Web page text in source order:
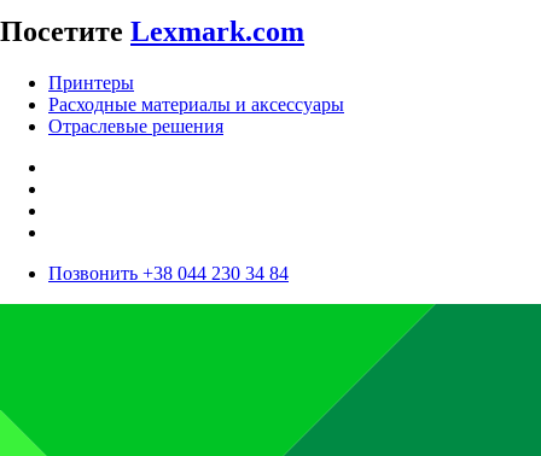
Посетите Lexmark.com
Принтеры
Расходные материалы и аксессуары
Отраслевые решения
Позвонить +38 044 230 34 84